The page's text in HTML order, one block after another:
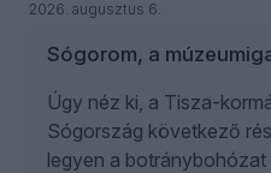
2026. augusztus 6.
Sógorom, a
Úgy néz ki, a Tisza-
Sógország következő
legyen a botránybohózat